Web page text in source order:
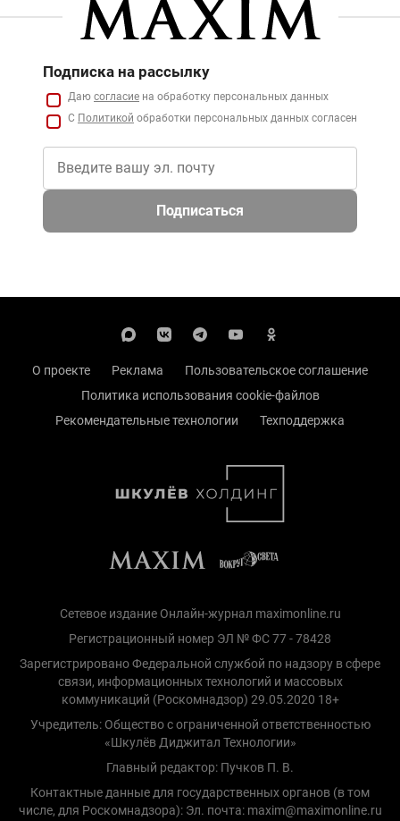
Подписка на рассылку
Даю согласие на обработку персональных данных
С Политикой обработки персональных данных согласен
Подписаться
О проекте Реклама
Пользовательское соглашение
Политика использования cookie-файлов
Рекомендательные технологии
Техподдержка
Сетевое издание Онлайн-журнал maximonline.ru
Регистрационный номер ЭЛ № ФС 77 - 78428
Зарегистрировано Федеральной службой по надзору в сфере
связи, информационных технологий и массовых
коммуникаций (Роскомнадзор) 29.05.2020 18+
Учредитель: Общество с ограниченной ответственностью
«Шкулёв Диджитал Технологии»
Главный редактор: Пучков П. В.
Контактные данные для государственных органов (в том
числе, для Роскомнадзора): Эл. почта: maxim@maximonline.ru